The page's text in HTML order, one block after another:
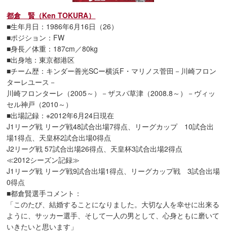
都倉 賢（Ken TOKURA）
■生年月日：1986年6月16日（26）
■ポジション：FW
■身長／体重：187cm／80kg
■出身地：東京都港区
■チーム歴：キンダー善光SCー横浜F・マリノス菅田－川崎フロン
ターレユース－
川崎フロンターレ（2005～）－ザスパ草津（2008.8～）－ヴィッ
セル神戸（2010～）
■出場記録：※2012年6月24日現在
J1リーグ戦 リーグ戦48試合出場7得点、リーグカップ 10試合出
場1得点、天皇杯2試合出場0得点
J2リーグ戦 57試合出場26得点、天皇杯3試合出場2得点
≪2012シーズン記録≫
J1リーグ戦 リーグ戦9試合出場1得点、リーグカップ戦 3試合出場
0得点
■都倉賢選手コメント：
「このたび、結婚することになりました。大切な人を幸せに出来る
ように、サッカー選手、そして一人の男として、心身ともに磨いて
いきたいと思います」